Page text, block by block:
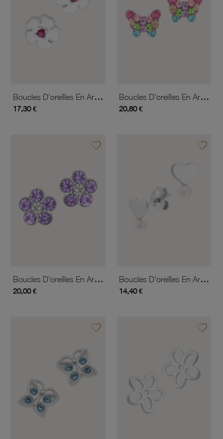
Boucles D'oreilles En Argent Rhodié Et Oxyde De Zirconium
17,30 €
Boucles D'oreilles En Argent Rhodié Et Oxydes De Zirconium
20,80 €
favorite_borderAjouter à vos favoris
Boucles D'oreilles En Argent Rhodié Et Oxydes De Zirconium
20,00 €
favorite_borderAjouter
Boucles D'oreilles En Argent Rhodié Et Perle De Culture, Coeur
14,40 €
favorite_borderAjouter à vos favoris favorite_borderAjouter